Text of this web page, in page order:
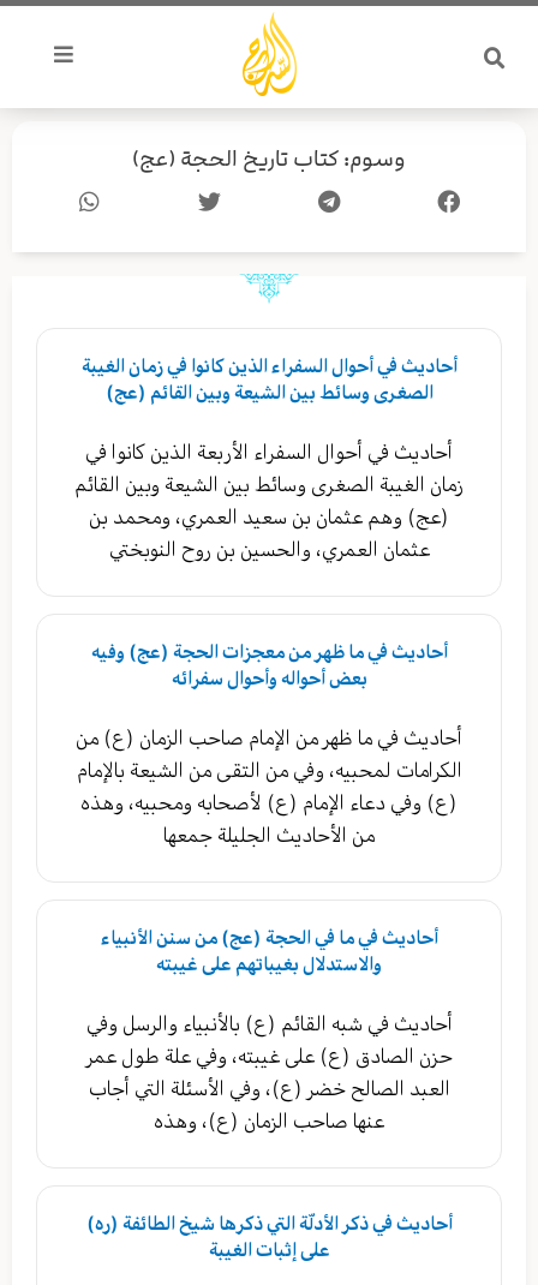
تخطي
المحتوى
وسوم: كتاب تاريخ الحجة (عج)
أحاديث في أحوال السفراء الذين كانوا في زمان الغيبة
الصغرى وسائط بين الشيعة وبين القائم (عج)
أحاديث في أحوال السفراء الأربعة الذين كانوا في
زمان الغيبة الصغرى وسائط بين الشيعة وبين القائم
(عج) وهم عثمان بن سعيد العمري، ومحمد بن
عثمان العمري، والحسين بن روح النوبختي
أحاديث في ما ظهر من معجزات الحجة (عج) وفيه
بعض أحواله وأحوال سفرائه
أحاديث في ما ظهر من الإمام صاحب الزمان (ع) من
الكرامات لمحبيه، وفي من التقى من الشيعة بالإمام
(ع) وفي دعاء الإمام (ع) لأصحابه ومحبيه، وهذه
من الأحاديث الجليلة جمعها
أحاديث في ما في الحجة (عج) من سنن الأنبياء
والاستدلال بغيباتهم على غيبته
أحاديث في شبه القائم (ع) بالأنبياء والرسل وفي
حزن الصادق (ع) على غيبته، وفي علة طول عمر
العبد الصالح خضر (ع)، وفي الأسئلة التي أجاب
عنها صاحب الزمان (ع)، وهذه
أحاديث في ذكر الأدلّة التي ذكرها شيخ الطائفة (ره)
على إثبات الغيبة